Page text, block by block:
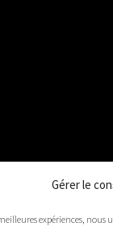
Gérer le
expériences, nous